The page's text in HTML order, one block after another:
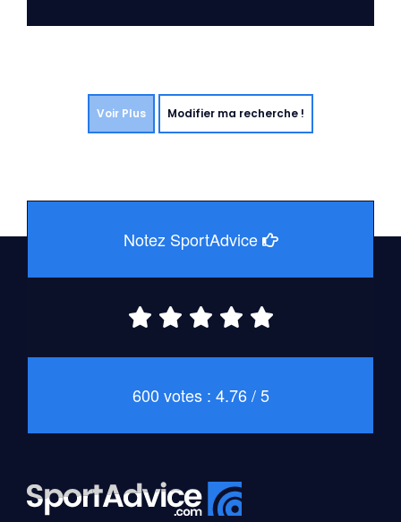
Voir Plus Modifier ma recherche !
Notez SportAdvice
600 votes : 4.76 / 5